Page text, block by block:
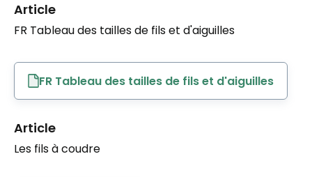
Article
FR Tableau des tailles de fils et d'aiguilles
FR Tableau des tailles de fils et d'aiguilles
Article
Les fils à coudre